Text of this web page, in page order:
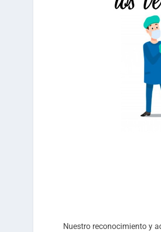
Nuestro reconocimiento y